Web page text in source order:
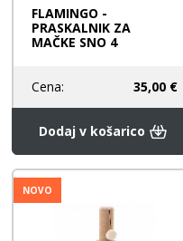
FLAMINGO -
PRASKALNIK ZA
MAČKE SNO 4
Cena: 35,00 €
Dodaj v košarico
NOVO